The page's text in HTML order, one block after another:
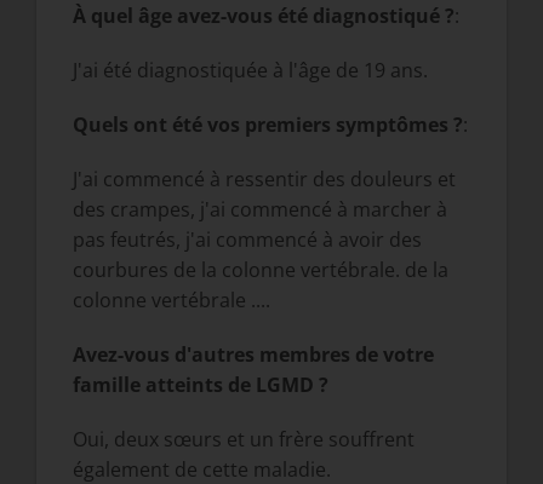
À quel âge avez-vous été diagnostiqué ?:
J'ai été diagnostiquée à l'âge de 19 ans.
Quels ont été vos premiers symptômes ?:
J'ai commencé à ressentir des douleurs et
des crampes, j'ai commencé à marcher à
pas feutrés, j'ai commencé à avoir des
courbures de la colonne vertébrale. de la
colonne vertébrale ....
Avez-vous d'autres membres de votre
famille atteints de LGMD ?
Oui, deux sœurs et un frère souffrent
également de cette maladie.